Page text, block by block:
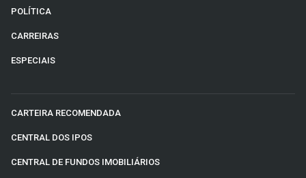
POLÍTICA
CARREIRAS
ESPECIAIS
CARTEIRA RECOMENDADA
CENTRAL DOS IPOS
CENTRAL DE FUNDOS IMOBILIÁRIOS